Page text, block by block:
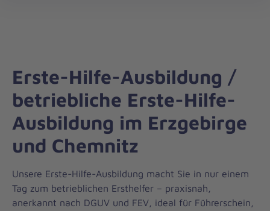
zum
Erste-Hilfe-Ausbildung /
betriebliche Erste-Hilfe-
Ausbildung im Erzgebirge
und Chemnitz
Unsere Erste-Hilfe-Ausbildung macht Sie in nur einem
Tag zum betrieblichen Ersthelfer – praxisnah,
anerkannt nach DGUV und FEV, ideal für Führerschein,